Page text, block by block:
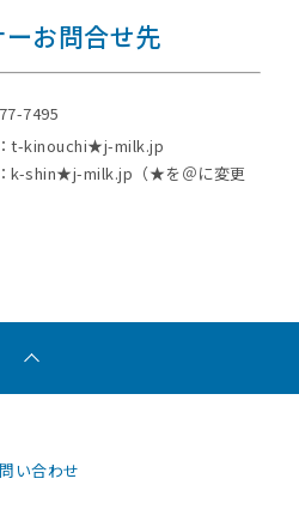
お問合せ先
7495
t-kinouchi★j-milk.jp
shin★j-milk.jp（★を＠に変更
い合わせ